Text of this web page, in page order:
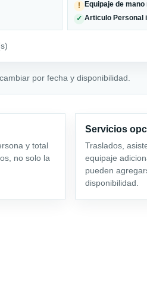
! Equipaje de
✓ Articulo Personal
por fecha y disponibilidad.
y total
no solo la
Servicios
Traslados,
equipaje
pueden
disponibilidad.